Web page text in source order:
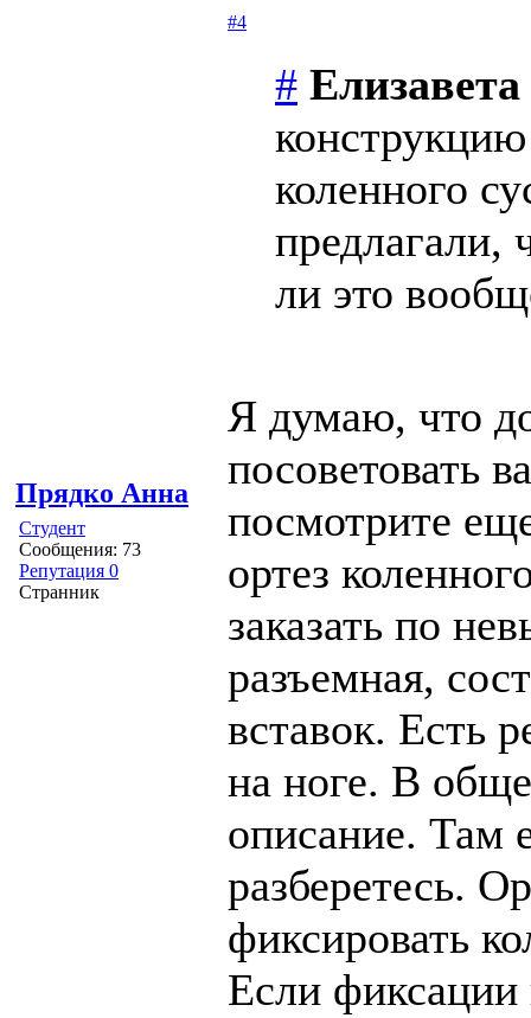
Прядко Анна
Студент
Сообщения: 73
Репутация 0
Странник
#4
#
коленного
предлагали,
ли это
Я думаю, что
посоветовать
посмотрите
ортез
заказать по
разъемная,
вставок. Есть
на ноге. В
описание. Там
разберетесь.
фиксировать
Если фиксации